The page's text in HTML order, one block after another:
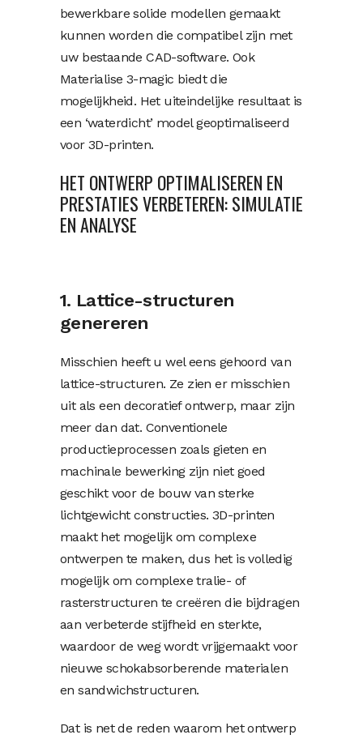
bewerkbare solide modellen gemaakt
kunnen worden die compatibel zijn met
uw bestaande CAD-software. Ook
Materialise 3-magic biedt die
mogelijkheid. Het uiteindelijke resultaat is
een ‘waterdicht’ model geoptimaliseerd
voor 3D-printen.
HET ONTWERP OPTIMALISEREN EN
PRESTATIES VERBETEREN: SIMULATIE
EN ANALYSE
1. Lattice-structuren
genereren
Misschien heeft u wel eens gehoord van
lattice-structuren. Ze zien er misschien
uit als een decoratief ontwerp, maar zijn
meer dan dat. Conventionele
productieprocessen zoals gieten en
machinale bewerking zijn niet goed
geschikt voor de bouw van sterke
lichtgewicht constructies. 3D-printen
maakt het mogelijk om complexe
ontwerpen te maken, dus het is volledig
mogelijk om complexe tralie- of
rasterstructuren te creëren die bijdragen
aan verbeterde stijfheid en sterkte,
waardoor de weg wordt vrijgemaakt voor
nieuwe schokabsorberende materialen
en sandwichstructuren.
Dat is net de reden waarom het ontwerp